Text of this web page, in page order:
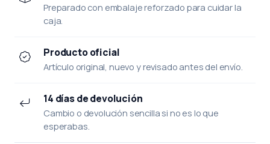
Preparado con embalaje reforzado para cuidar la
caja.
Producto oficial
Artículo original, nuevo y revisado antes del envío.
14 días de devolución
Cambio o devolución sencilla si no es lo que
esperabas.